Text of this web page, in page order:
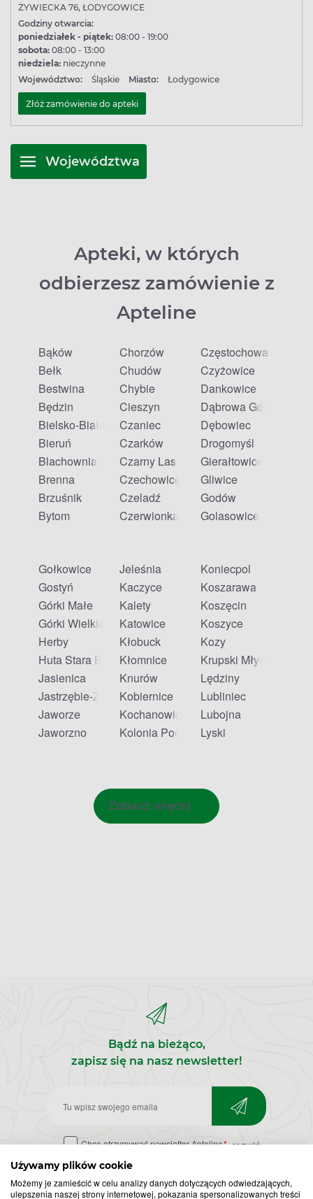
Używamy plików cookie
Możemy je zamieścić w celu analizy danych dotyczących odwiedzających,
ulepszenia naszej strony internetowej, pokazania spersonalizowanych treści
ŻYWIECKA 76, ŁODYGOWICE
Godziny otwarcia:
poniedziałek - piątek: 08:00 - 19:00
sobota: 08:00 - 13:00
niedziela: nieczynne
Województwo:
Śląskie Miasto: Łodygowice
Złóż zamówienie do apteki
Województwa
Apteki, w których
odbierzesz zamówienie z
Apteline
Bąków
Bełk
Bestwina
Będzin
Bielsko-Biała
Bieruń
Blachownia
Brenna
Brzuśnik
Bytom
Chorzów
Chudów
Chybie
Cieszyn
Czaniec
Czarków
Czarny Las
Czechowice-Dziedzice
Czeladź
Czerwionka-Leszczyny
Częstochowa
Czyżowice
Dankowice
Dąbrowa Górnicza
Dębowiec
Drogomyśl
Gierałtowice
Gliwice
Godów
Golasowice
Gołkowice
Gostyń
Górki Małe
Górki Wielkie
Herby
Huta Stara B
Jasienica
Jastrzębie-Zdrój
Jaworze
Jaworzno
Jeleśnia
Kaczyce
Kalety
Katowice
Kłobuck
Kłomnice
Knurów
Kobiernice
Kochanowice
Kolonia Poczesna
Koniecpol
Koszarawa
Koszęcin
Koszyce
Kozy
Krupski Młyn
Lędziny
Lubliniec
Lubojna
Lyski
Zobacz więcej
Bądź na bieżąco,
zapisz się na nasz newsletter!
Zapisz
do
newslettera
Chcę otrzymywać newsletter Apteline* rozwiń>